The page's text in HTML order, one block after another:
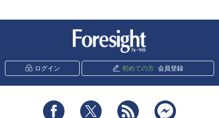
ログイン 初めての方 会員登録
Facebook Twitter RSS